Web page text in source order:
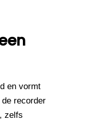
en vormt
de recorder
zelfs